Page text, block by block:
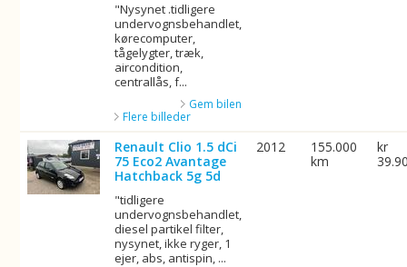
"Nysynet .tidligere
undervognsbehandlet,
kørecomputer,
tågelygter, træk,
aircondition,
centrallås, f...
Gem bilen
Flere billeder
Renault Clio 1.5 dCi
75 Eco2 Avantage
Hatchback 5g 5d
"tidligere
undervognsbehandlet,
diesel partikel filter,
nysynet, ikke ryger, 1
ejer, abs, antispin, ...
2012
155.000
km
kr